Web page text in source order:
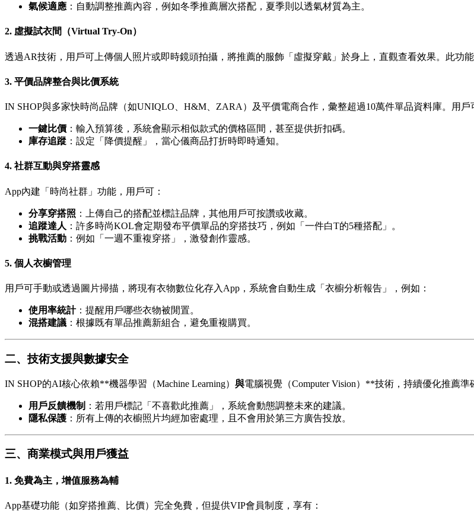
氣候適應 ：自動調整推薦內容，例如冬季推薦層次搭配，夏季則以透氣材質為主。
2. 虛擬試衣間（Virtual Try-On）
透過AR技術，用戶可上傳個人照片或即時鏡頭拍攝，將推薦的服飾「虛擬穿戴」於身上，直觀查看效果。此功
3. 平價品牌整合與比價系統
IN SHOP與多家快時尚品牌（如UNIQLO、H&M、ZARA）及平價電商合作，彙整超過10萬件單品資料庫。用戶
一鍵比價 ：輸入預算後，系統會顯示相似款式的價格區間，甚至提供折扣碼。
庫存追蹤 ：設定「降價提醒」，當心儀商品打折時即時通知。
4. 社群互動與穿搭靈感
App內建「時尚社群」功能，用戶可：
分享穿搭照 ：上傳自己的搭配並標註品牌，其他用戶可按讚或收藏。
追蹤達人 ：許多時尚KOL會定期發布平價單品的穿搭技巧，例如「一件白T的5種搭配」。
挑戰活動 ：例如「一週不重複穿搭」，激發創作靈感。
5. 個人衣櫥管理
用戶可手動或透過圖片掃描，將現有衣物數位化存入App，系統會自動生成「衣櫥分析報告」，例如：
使用率統計：提醒用戶哪些衣物被閒置。
混搭建議 ：根據既有單品推薦新組合，避免重複購買。
二、技術支援與數據安全
IN SHOP的AI核心依賴**機器學習（Machine Learning） 與電腦視覺（Computer Vision）**技術，持續優化推薦準
用戶反饋機制 ：若用戶標記「不喜歡此推薦」，系統會動態調整未來的建議。
隱私保護 ：所有上傳的衣櫥照片均經加密處理，且不會用於第三方廣告投放。
三、商業模式與用戶獲益
1. 免費為主，增值服務為輔
App基礎功能（如穿搭推薦、比價）完全免費，但提供VIP會員制度，享有：